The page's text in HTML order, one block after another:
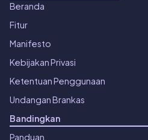
Beranda
Fitur
Manifesto
Kebijakan Privasi
Ketentuan Penggunaan
Undangan Brankas
Bandingkan
Panduan